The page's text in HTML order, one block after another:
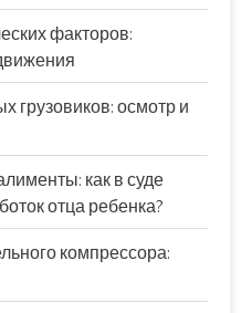
факторов:
грузовиков: осмотр и
как в суде
отца ребенка?
компрессора: